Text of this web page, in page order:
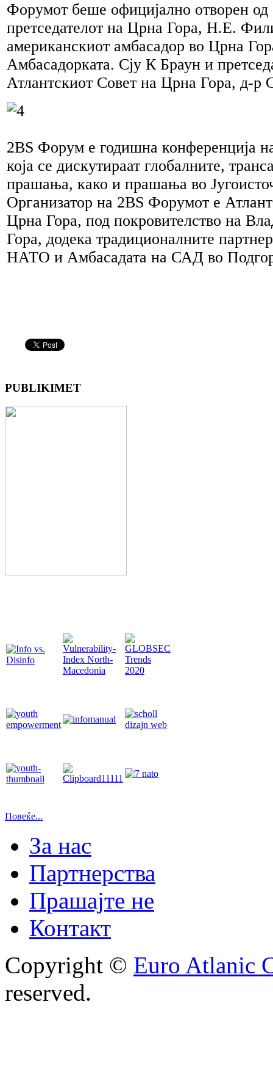
Форумот беше официјално отворен од
претседателот на Црна Гора, Н.Е.
американскиот амбасадор во Црна
Амбасадорката. Сју К Браун и
Атлантскиот Совет на Црна Гора, д-р
2BS Форум е годишна конференција
која се дискутираат глобалните,
прашања, како и прашања во
Организатор на 2BS Форумот е
Црна Гора, под покровителство на
Гора, додека традиционалните
НАТО и Амбасадата на САД во
PUBLIKIMET
Повеќе...
За нас
Партнерства
Прашајте не
Контакт
Copyright © Euro Atlanic
reserved.